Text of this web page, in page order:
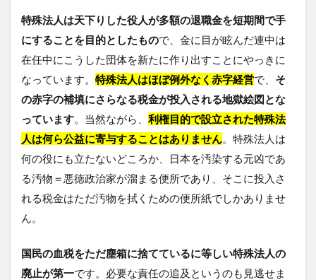
特殊法人は天下りした役人が多額の退職金を短期間で手
にすることを目的としたもので、金に目が眩んだ連中は
在任中にこうした団体を新たに作り出すことにやっきに
なっています。 特殊法人はほぼ例外なく赤字経営で、 そ
の赤字の補填にさらなる税金が投入される地獄絵図とな
っています。当然ながら、 利権目的で設立された特殊法
人は何ら公益に寄与することはありません。特殊法人は
何の役にも立たないどころか、日本を汚染する元凶であ
る汚物＝悪徳政治家が溜まる便所であり、そこに投入さ
れる税金はただ汚物を拭くための便所紙でしかありませ
ん。
国民の血税をただ塵箱に捨てているに等しい特殊法人の
廃止が第一です。必要な責任の追及というのも見逃せま